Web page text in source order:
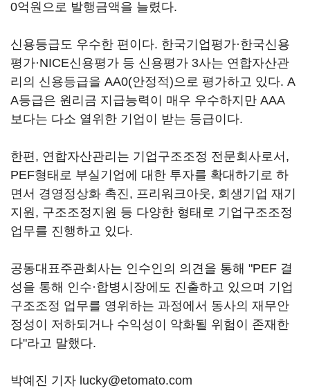
0억원으로 발행금액을 늘렸다.
신용등급도 우수한 편이다. 한국기업평가·한국신용
평가·NICE신용평가 등 신용평가 3사는 연합자산관
리의 신용등급을 AA0(안정적)으로 평가하고 있다. A
A등급은 원리금 지급능력이 매우 우수하지만 AAA
보다는 다소 열위한 기업이 받는 등급이다.
한편, 연합자산관리는 기업구조조정 전문회사로서,
PEF형태로 부실기업에 대한 투자를 확대하기로 하
면서 경영정상화 촉진, 프리워크아웃, 회생기업 재기
지원, 구조조정지원 등 다양한 형태로 기업구조조정
업무를 진행하고 있다.
공동대표주관회사는 인수인의 의견을 통해 "PEF 결
성을 통해 인수·합병시장에도 진출하고 있으며 기업
구조조정 업무를 영위하는 과정에서 동사의 재무안
정성이 저하되거나 수익성이 악화될 위험이 존재한
다"라고 말했다.
박예진 기자 lucky@etomato.com